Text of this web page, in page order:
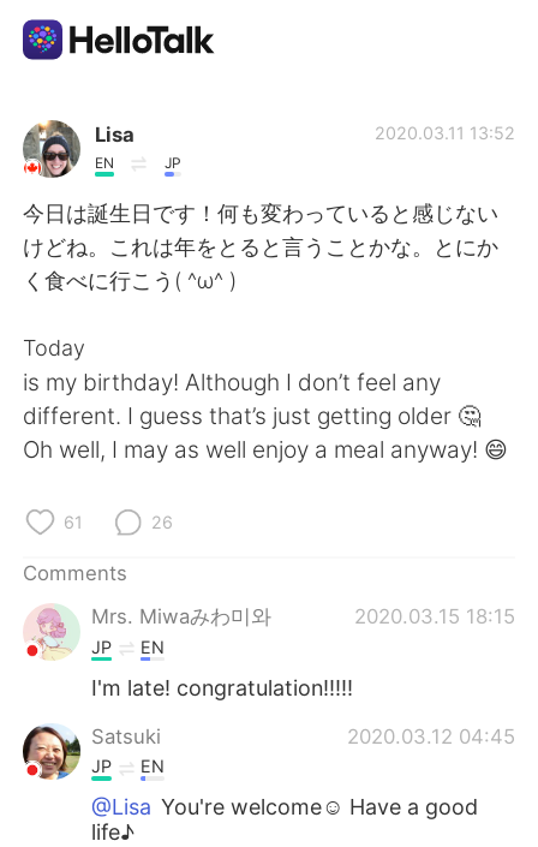
Language Exchange App
AI Grammar Checker
English
简体中文
Español العربية
Русский ไทย
Indonesia
Türkçe
Português
Lisa
EN JP
2020.03.11 13:52
今日は誕生日です！何も変わっていると感じない
けどね。これは年をとると言うことかな。とにか
く食べに行こう( ^ω^ )
Today
is my birthday! Although I don’t feel any
different. I guess that’s just getting older 🤔
Oh well, I may as well enjoy a meal anyway! 😄
61 26
Comments
Mrs. Miwaみわ미와
2020.03.15 18:15
JP EN
I'm late! congratulation!!!!!
Satsuki 2020.03.12 04:45
JP EN
@Lisa You're welcome☺ Have a good
life♪